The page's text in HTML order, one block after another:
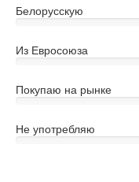
Белорусскую
Из Евросоюза
Покупаю на рынке
Не употребляю